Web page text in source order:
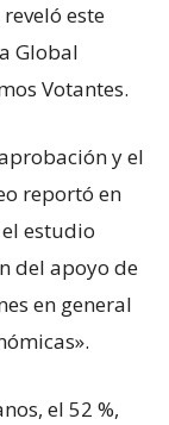
este
Global
Votantes.
y el
reportó en
estudio
del apoyo de
en general
el 52 %,